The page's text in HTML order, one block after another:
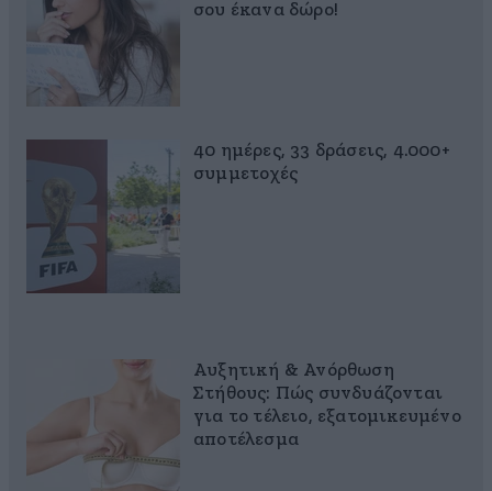
σου έκανα δώρο!
40 ημέρες, 33 δράσεις, 4.000+
συμμετοχές
Αυξητική & Ανόρθωση
Στήθους: Πώς συνδυάζονται
για το τέλειο, εξατομικευμένο
αποτέλεσμα